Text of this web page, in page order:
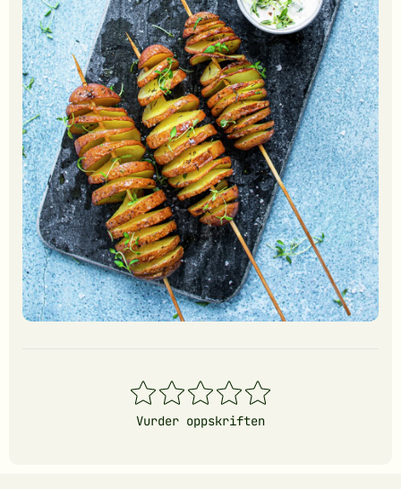
1
stjerner
2
stjerner
3
stjerner
4
stjerner
5
stjerner
Vurder oppskriften